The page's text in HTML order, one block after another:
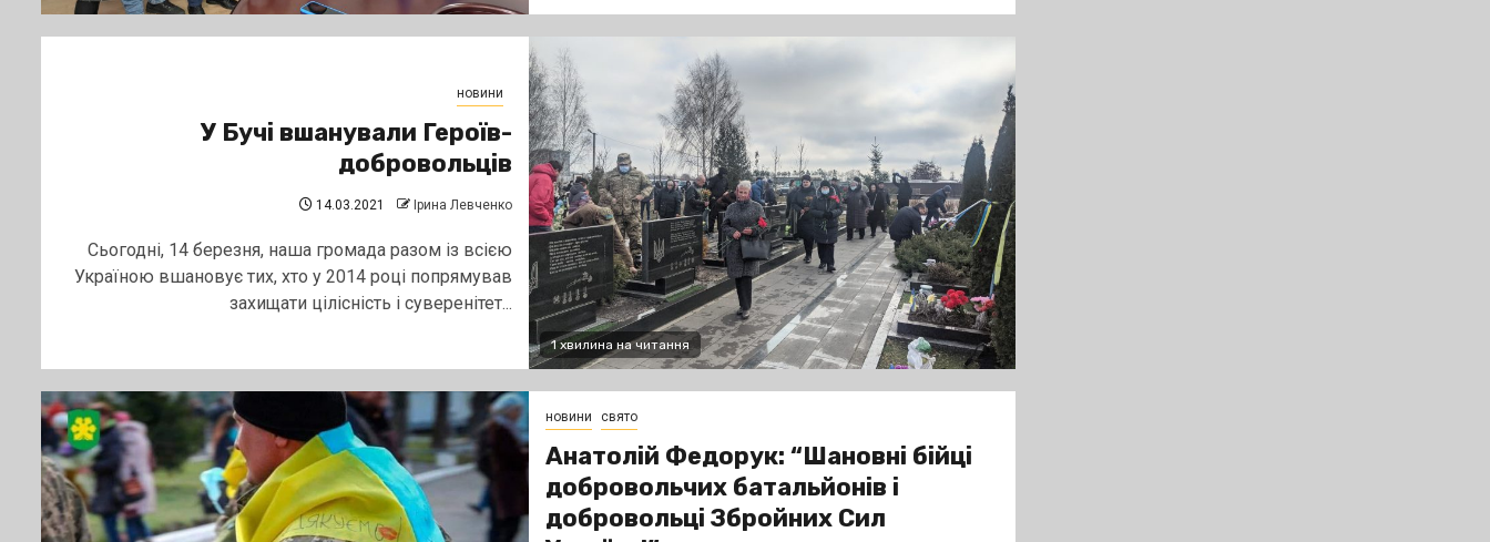
1 хвилина на читання
новини
У Бучі вшанували Героїв-
добровольців
14.03.2021 Ірина Левченко
Сьогодні, 14 березня, наша громада разом із всією
Україною вшановує тих, хто у 2014 році попрямував
захищати цілісність і суверенітет...
новини свято
Анатолій Федорук: “Шановні бійці
добровольчих батальйонів і
добровольці Збройних Сил